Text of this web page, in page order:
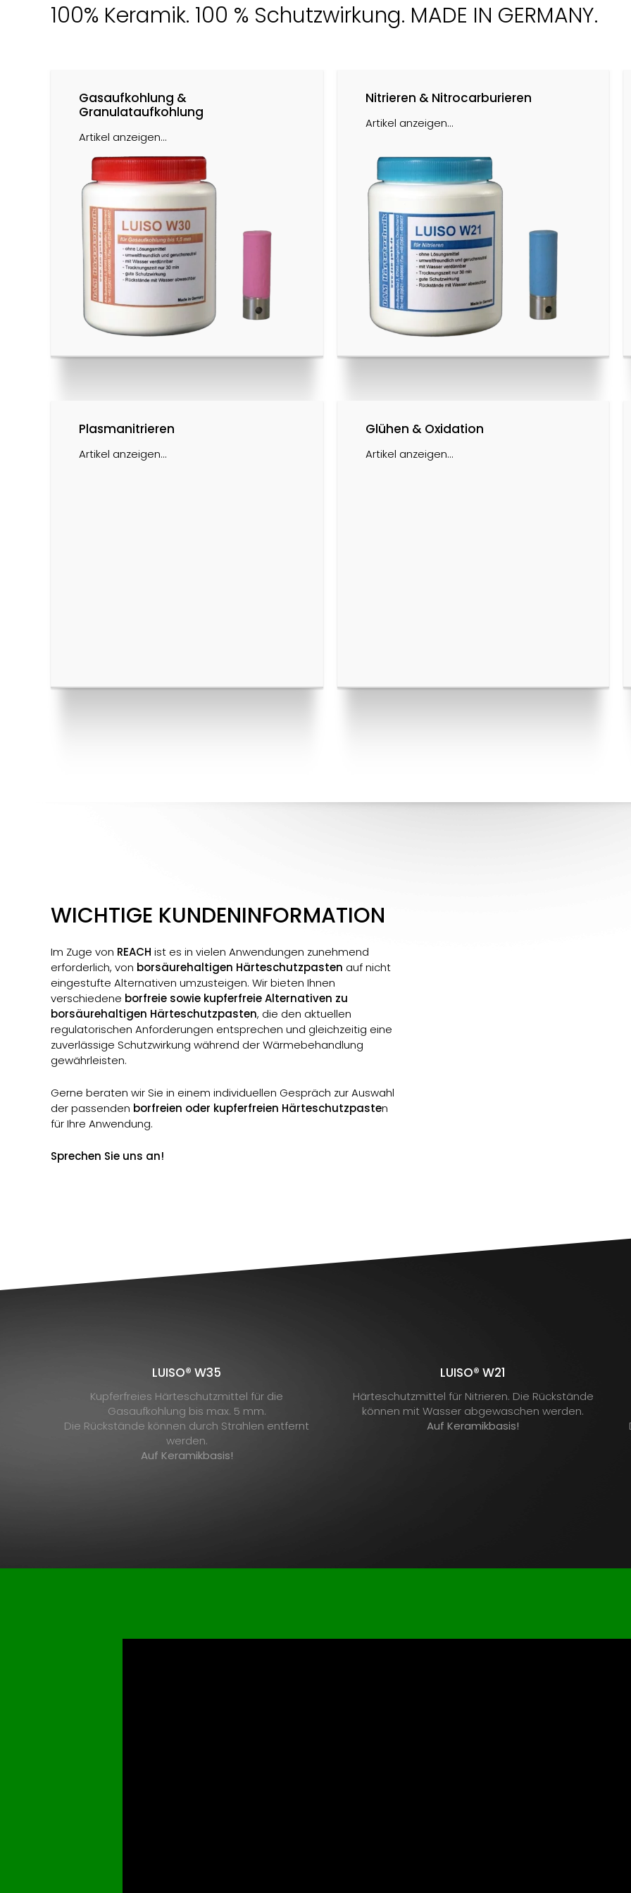
100% Keramik. 100 % Schutzwirkung. MADE IN GERMANY.
Gasaufkohlung &
Granulataufkohlung
Artikel anzeigen...
Nitrieren & Nitrocarburieren
Artikel anzeigen...
Plasmanitrieren
Artikel anzeigen...
Glühen & Oxidation
Artikel anzeigen...
WICHTIGE KUNDENINFORMATION
Im Zuge von REACH ist es in vielen Anwendungen zunehmend
erforderlich, von borsäurehaltigen Härteschutzpasten auf nicht
eingestufte Alternativen umzusteigen. Wir bieten Ihnen
verschiedene borfreie sowie kupferfreie Alternativen zu
borsäurehaltigen Härteschutzpasten, die den aktuellen
regulatorischen Anforderungen entsprechen und gleichzeitig eine
zuverlässige Schutzwirkung während der Wärmebehandlung
gewährleisten.
Gerne beraten wir Sie in einem individuellen Gespräch zur Auswahl
der passenden borfreien oder kupferfreien Härteschutzpasten
für Ihre Anwendung.
Sprechen Sie uns an!
LUISO® W35
Kupferfreies Härteschutzmittel für die
Gasaufkohlung bis max. 5 mm.
Die Rückstände können durch Strahlen entfernt
werden.
Auf Keramikbasis!
LUISO® W21
Härteschutzmittel für Nitrieren. Die Rückstände
können mit Wasser abgewaschen werden.
Auf Keramikbasis!